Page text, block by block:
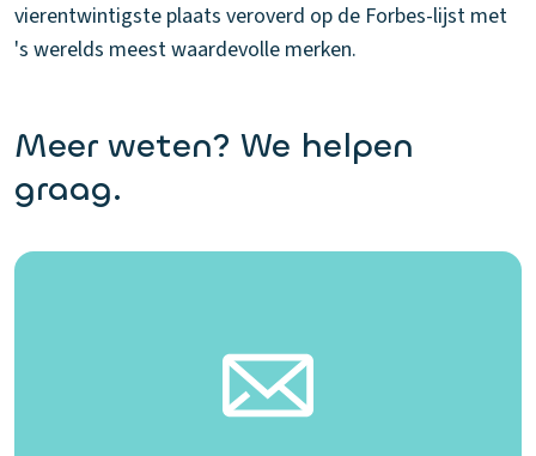
vierentwintigste plaats veroverd op de Forbes-lijst met
's werelds meest waardevolle merken.
Meer weten? We helpen
graag.